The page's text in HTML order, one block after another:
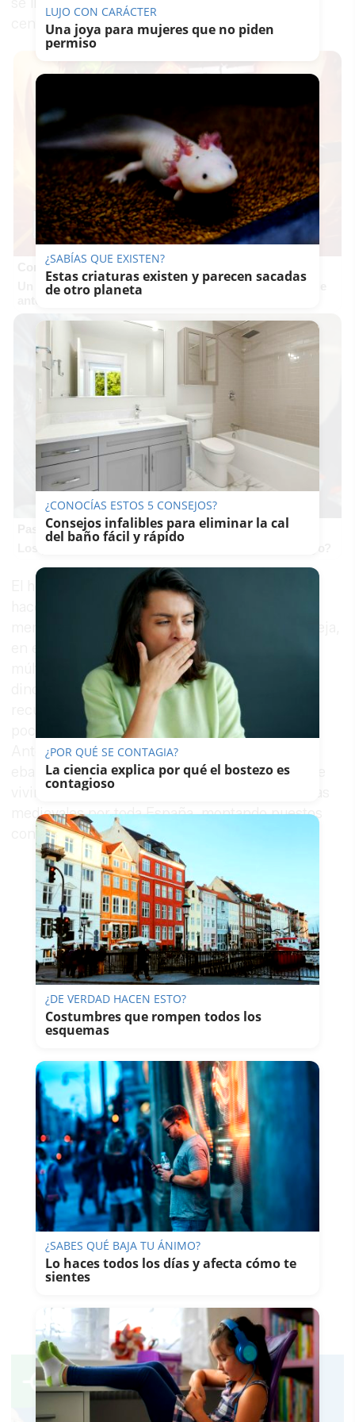
se llama, es una tienda de decoración, pero
centrada en los minerales y los fósiles.
Corepunk MMORPG
Un verdadero MMORPG de la vieja escuela ¡Cómo los de
antes, pero mejor!
Pasaportes que abren puertas
Los pasaportes más poderosos del mundo, ¿está el tuyo?
El hobby de estos dos emprendedores les llevó
hace años a montar un pequeño puesto en el
mercadillo dominical de la jerezana Alameda Vieja,
en el que ofrecían todo tipo de piedras de
múltiples colores y pequeños restos óseos de
dinosaurios. El primer día ganaron tres euros,
recuerdan, pero la curiosidad del público acabó
poco a poco traduciéndose en mayores ventas.
Antonio, ligado durante muchos años a la
ebanistería y la decoración, ve la oportunidad de
vivir de su pasión y comienza a trabajar en ferias
medievales por toda España, montando puestos
con este tipo de productos.
LUJO CON CARÁCTER
Una joya para mujeres que no piden
permiso
¿SABÍAS QUE EXISTEN?
Estas criaturas existen y parecen sacadas
de otro planeta
¿CONOCÍAS ESTOS 5 CONSEJOS?
Consejos infalibles para eliminar la cal
del baño fácil y rápido
¿POR QUÉ SE CONTAGIA?
La ciencia explica por qué el bostezo es
contagioso
¿DE VERDAD HACEN ESTO?
Costumbres que rompen todos los
esquemas
¿SABES QUÉ BAJA TU ÁNIMO?
Lo haces todos los días y afecta cómo te
sientes